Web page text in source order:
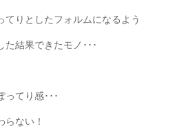
てりとしたフォルムになるよう
た結果できたモノ･･･
ってり感･･･
らない！